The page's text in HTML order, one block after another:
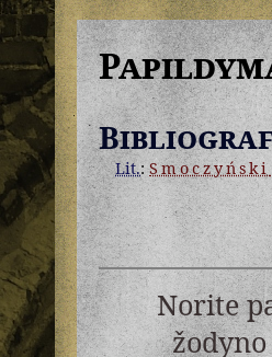
Lit.:Smoczyński
Norite